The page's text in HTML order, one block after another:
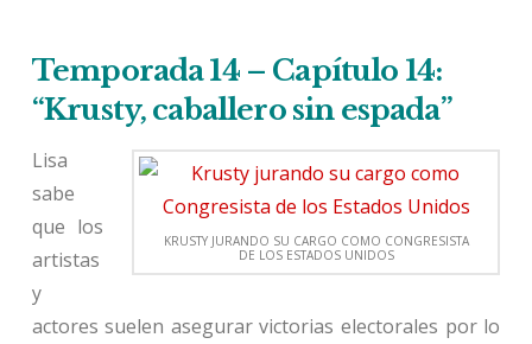
Temporada 14 – Capítulo 14:
“Krusty, caballero sin espada”
KRUSTY JURANDO SU CARGO COMO CONGRESISTA
DE LOS ESTADOS UNIDOS
Lisa
sabe
que los
artistas
y
actores suelen asegurar victorias electorales por lo